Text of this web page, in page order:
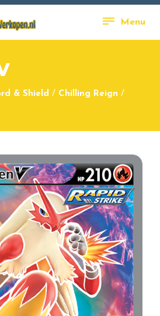
Menu
& Shield / Chilling Reign /